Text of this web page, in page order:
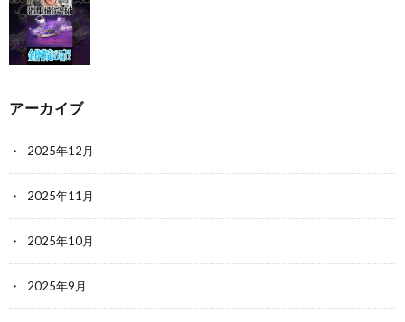
アーカイブ
2025年12月
2025年11月
2025年10月
2025年9月